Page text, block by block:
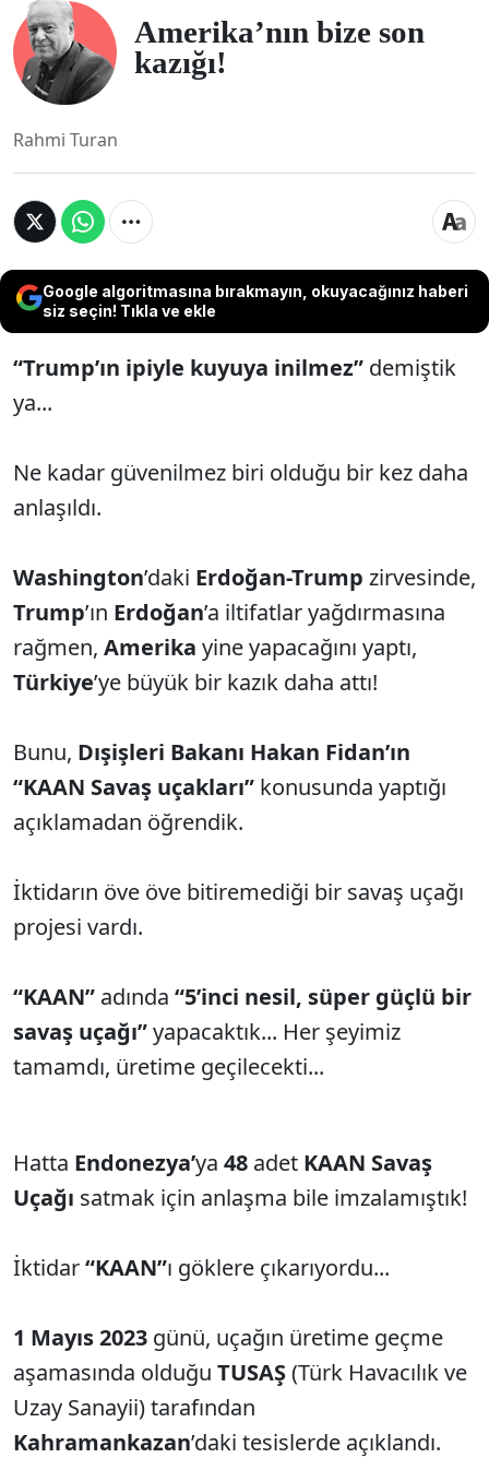
Amerika’nın bize son
kazığı!
Rahmi Turan
Google algoritmasına bırakmayın, okuyacağınız haberi
siz seçin! Tıkla ve ekle
“Trump’ın ipiyle kuyuya inilmez” demiştik
ya...
Ne kadar güvenilmez biri olduğu bir kez daha
anlaşıldı.
Washington’daki Erdoğan-Trump zirvesinde,
Trump’ın Erdoğan’a iltifatlar yağdırmasına
rağmen, Amerika yine yapacağını yaptı,
Türkiye’ye büyük bir kazık daha attı!
Bunu, Dışişleri Bakanı Hakan Fidan’ın
“KAAN Savaş uçakları” konusunda yaptığı
açıklamadan öğrendik.
İktidarın öve öve bitiremediği bir savaş uçağı
projesi vardı.
“KAAN” adında “5’inci nesil, süper güçlü bir
savaş uçağı”yapacaktık... Her şeyimiz
tamamdı, üretime geçilecekti...
Hatta Endonezya’ya 48 adet KAAN Savaş
Uçağı satmak için anlaşma bile imzalamıştık!
İktidar“KAAN”ı göklere çıkarıyordu...
1 Mayıs 2023 günü, uçağın üretime geçme
aşamasında olduğu TUSAŞ(Türk Havacılık ve
Uzay Sanayii) tarafından
Kahramankazan’daki tesislerde açıklandı.